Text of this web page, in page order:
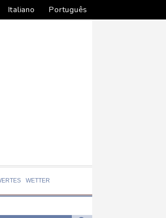
Italiano Português
WETTER